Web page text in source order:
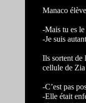
Manaco
-Mais tu es
-Je suis
Ils sortent de
cellule de Zia
-C’est pas
-Elle était